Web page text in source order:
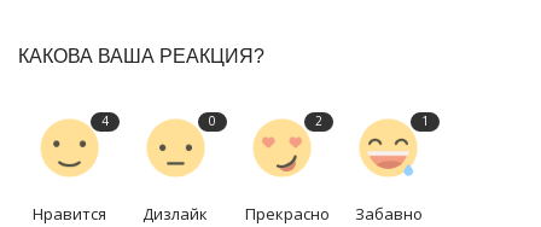
КАКОВА ВАША РЕАКЦИЯ?
4
Нравится
0
Дизлайк
2
Прекрасно
1
Забавно